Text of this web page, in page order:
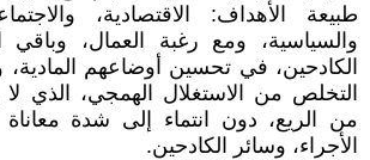
طبيعة الأهداف: الاقتصادية،
والسياسية، ومع رغبة العمال، وباقي
الكادحين، في تحسين أوضاعهم المادية،
التخلص من الاستغلال الهمجي، الذي لا
من الريع، دون انتماء إلى شدة معاناة
الأجراء، وسائر الكادحين.